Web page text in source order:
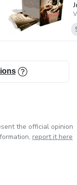
the official opinion
report it here